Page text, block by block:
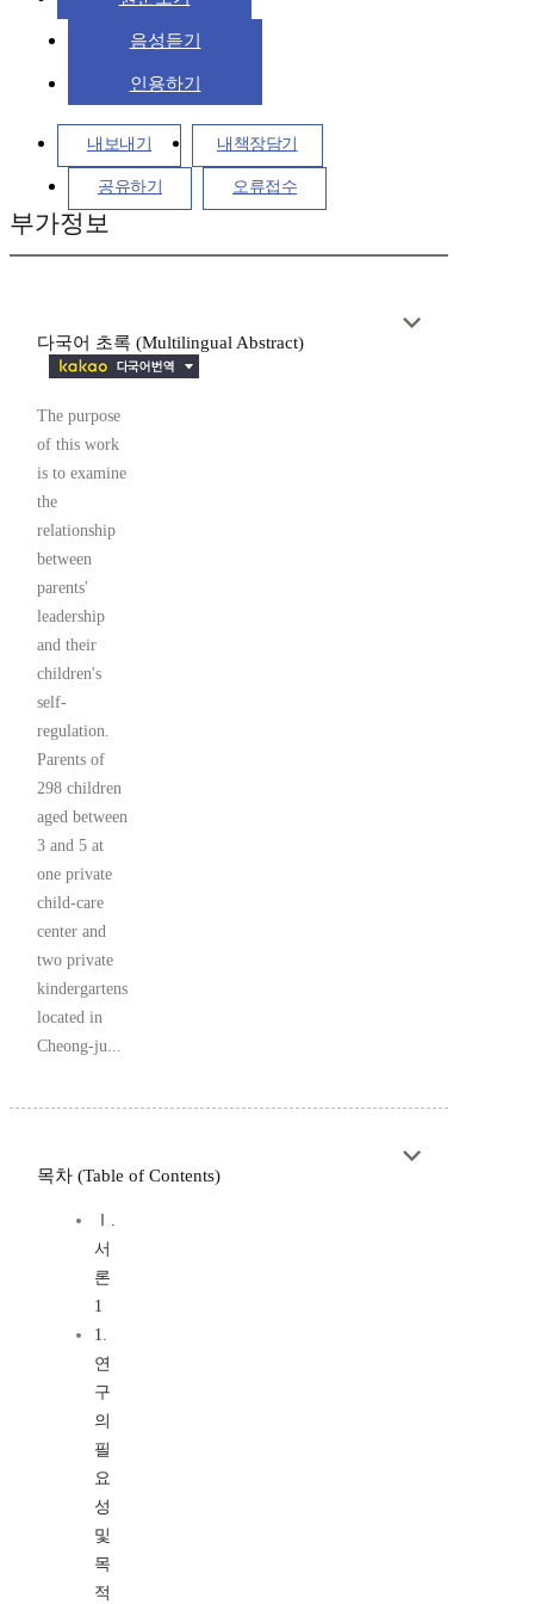
음성듣기
인용하기
내보내기 내책장담기
공유하기 오류접수
부가정보
다국어 초록 (Multilingual Abstract)
The purpose
of this work
is to examine
the
relationship
between
parents'
leadership
and their
children's
self-
regulation.
Parents of
298 children
aged between
3 and 5 at
one private
child-care
center and
two private
kindergartens
located in
Cheong-ju...
목차 (Table of Contents)
Ⅰ.
서
론
1
1.
연
구
의
필
요
성
및
목
적